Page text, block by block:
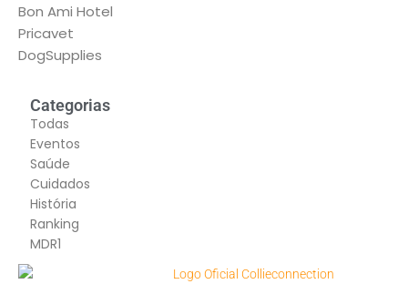
Bon Ami Hotel
Pricavet
DogSupplies
Categorias
Todas
Eventos
Saúde
Cuidados
História
Ranking
MDR1